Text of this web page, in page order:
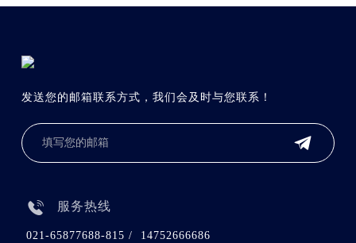
发送您的邮箱联系方式，我们会及时与您联系！

服务热线
021-65877688-815 / 14752666686